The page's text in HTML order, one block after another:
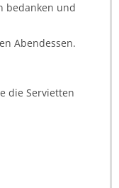
bedanken und
Abendessen.
die Servietten